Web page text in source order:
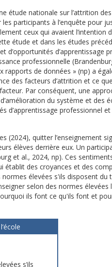
étude nationale sur l’attrition
participants à l’enquête pour
ceux qui avaient l’intention
étude et dans les études
d’opportunités d’apprentissage
professionnelle
rapports de données » (np) a
des facteurs d’attrition et ce
Par conséquent, une
du système et des
d’apprentissage professionnel et
(2024), quitter l’enseignement
élèves derrière eux. Un
et al., 2024, np). Ces
établit des croyances et des
élevées s'ils disposent du
selon des normes élevées
ils font ce qu'ils font et
s’ils